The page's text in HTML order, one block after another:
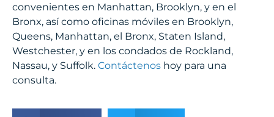
convenientes en Manhattan, Brooklyn, y en el
Bronx, así como oficinas móviles en Brooklyn,
Queens, Manhattan, el Bronx, Staten Island,
Westchester, y en los condados de Rockland,
Nassau, y Suffolk. Contáctenos hoy para una
consulta.